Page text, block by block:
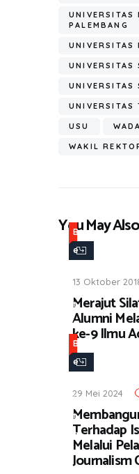
UNIVERSITAS
PALEMBANG
UNIVERSITAS
UNIVERSITAS
UNIVERSITAS
UNIVERSITAS
USU
WAKIL
You May
B
e
i
t
a
13 Oktober
Merajut
Alumni
ke-9 Ilmu
B
e
i
t
a
29 Mei 2024
Terhadap
Melalui